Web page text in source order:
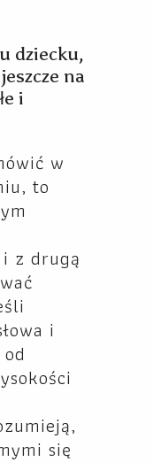
dziecku,
na
i
w
to
z drugą
i
się